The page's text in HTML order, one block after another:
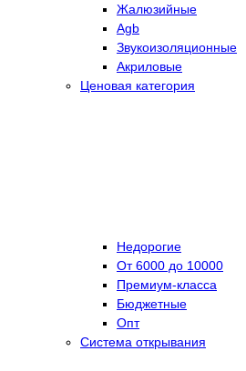
Жалюзийные
Agb
Звукоизоляционные
Акриловые
Ценовая категория
Недорогие
От 6000 до 10000
Премиум-класса
Бюджетные
Опт
Система открывания